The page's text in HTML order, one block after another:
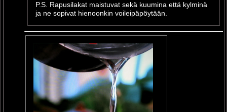
P.S. Rapusilakat maistuvat sekä kuumina että kylminä
ja ne sopivat hienoonkin voileipäpöytään.